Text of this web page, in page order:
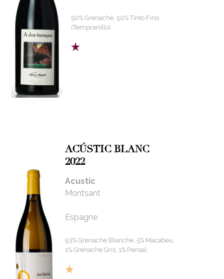
50% Grenache, 50% Tinto Fino
(Tempranillo)
ACÚSTIC BLANC
2022
Acustic
Montsant
Espagne
93% Grenache Blanche, 5% Macabeu,
1% Grenache Gris, 1% Pansal